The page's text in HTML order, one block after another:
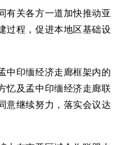
关各方一道加快推动亚
过程，促进本地区基础设
印缅经济走廊框架内的
忆及孟中印缅经济走廊联
意继续努力，落实会议达